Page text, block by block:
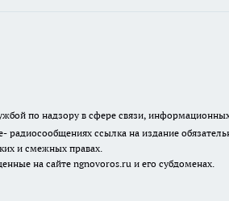
по надзору в сфере связи,
ссылка на издание
и смежных правах.
на сайте ngnovoros.ru и его субдоменах.